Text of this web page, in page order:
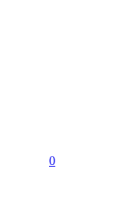
0